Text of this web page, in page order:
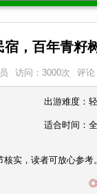
，百年青籽
访问： 3000次 评论
出游难度：
适合时间：
核实，读者可放心参考
◎